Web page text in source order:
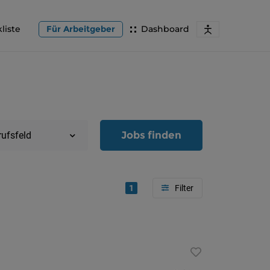
Dashboard
Für Arbeitgeber
Jobs finden
1